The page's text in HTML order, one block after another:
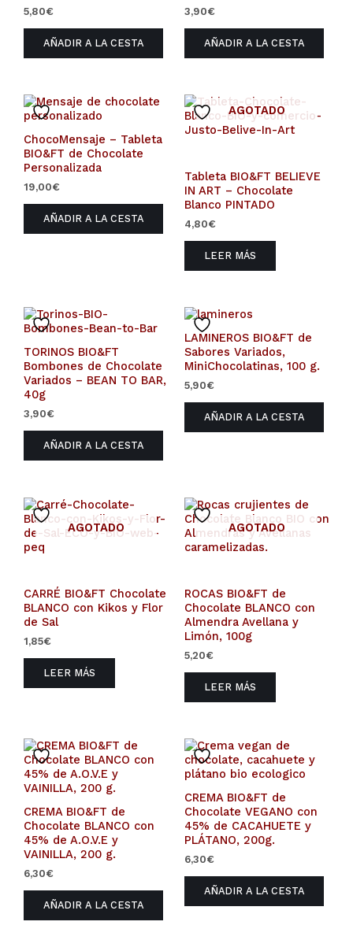
5,80€
AÑADIR A LA CESTA
3,90€
AÑADIR A LA CESTA
ChocoMensaje – Tableta
BIO&FT de Chocolate
Personalizada
19,00€
AÑADIR A LA CESTA
AGOTADO
Tableta BIO&FT BELIEVE
IN ART – Chocolate
Blanco PINTADO
4,80€
LEER MÁS
TORINOS BIO&FT
Bombones de Chocolate
Variados – BEAN TO BAR,
40g
3,90€
AÑADIR A LA CESTA
LAMINEROS BIO&FT de
Sabores Variados,
MiniChocolatinas, 100 g.
5,90€
AÑADIR A LA CESTA
AGOTADO
CARRÉ BIO&FT Chocolate
BLANCO con Kikos y Flor
de Sal
1,85€
LEER MÁS
AGOTADO
ROCAS BIO&FT de
Chocolate BLANCO con
Almendra Avellana y
Limón, 100g
5,20€
LEER MÁS
CREMA BIO&FT de
Chocolate BLANCO con
45% de A.O.V.E y
VAINILLA, 200 g.
6,30€
AÑADIR A LA CESTA
CREMA BIO&FT de
Chocolate VEGANO con
45% de CACAHUETE y
PLÁTANO, 200g.
6,30€
AÑADIR A LA CESTA